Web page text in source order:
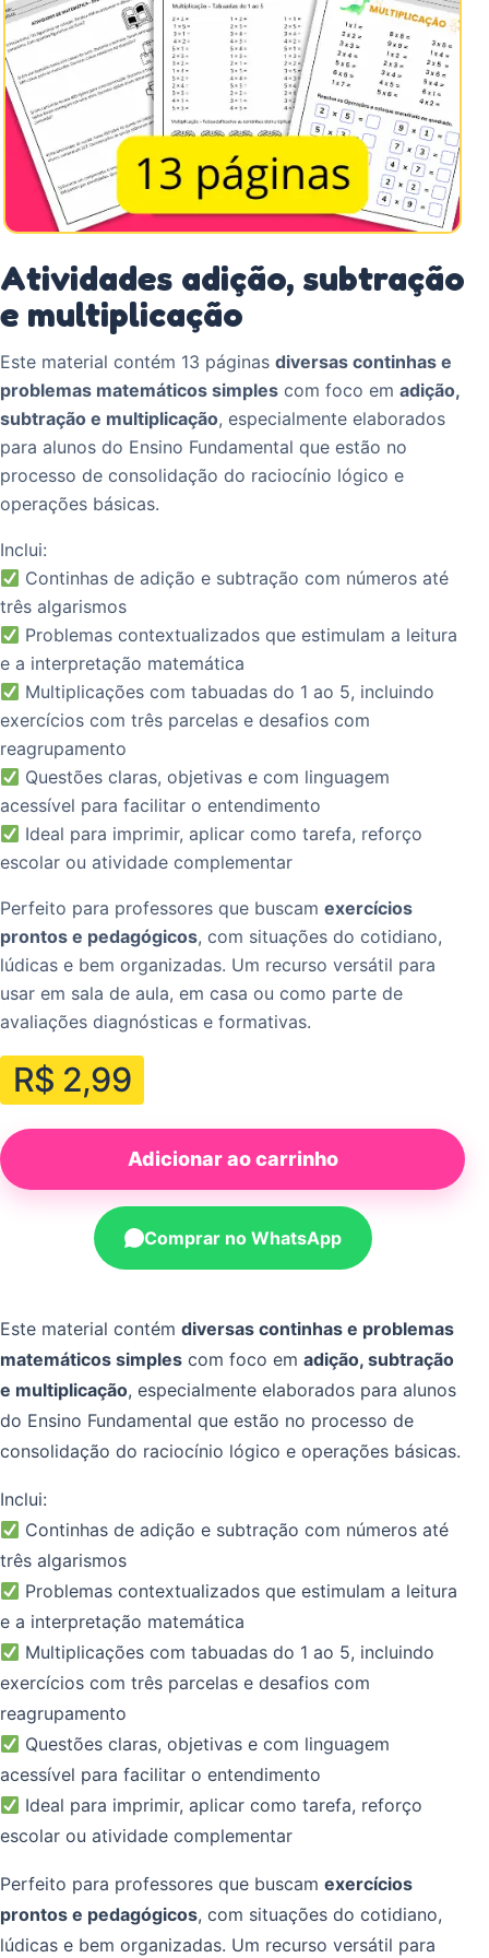
Atividades adição, subtração
e multiplicação
Este material contém 13 páginas diversas continhas e
problemas matemáticos simples com foco em adição,
subtração e multiplicação, especialmente elaborados
para alunos do Ensino Fundamental que estão no
processo de consolidação do raciocínio lógico e
operações básicas.
Inclui:
Continhas de adição e subtração com números até
três algarismos
Problemas contextualizados que estimulam a leitura
e a interpretação matemática
Multiplicações com tabuadas do 1 ao 5, incluindo
exercícios com três parcelas e desafios com
reagrupamento
Questões claras, objetivas e com linguagem
acessível para facilitar o entendimento
Ideal para imprimir, aplicar como tarefa, reforço
escolar ou atividade complementar
Perfeito para professores que buscam exercícios
prontos e pedagógicos, com situações do cotidiano,
lúdicas e bem organizadas. Um recurso versátil para
usar em sala de aula, em casa ou como parte de
avaliações diagnósticas e formativas.
R$ 2,99
Adicionar ao carrinho
Comprar no WhatsApp
Este material contém diversas continhas e problemas
matemáticos simples com foco em adição, subtração
e multiplicação, especialmente elaborados para alunos
do Ensino Fundamental que estão no processo de
consolidação do raciocínio lógico e operações básicas.
Inclui:
Continhas de adição e subtração com números até
três algarismos
Problemas contextualizados que estimulam a leitura
e a interpretação matemática
Multiplicações com tabuadas do 1 ao 5, incluindo
exercícios com três parcelas e desafios com
reagrupamento
Questões claras, objetivas e com linguagem
acessível para facilitar o entendimento
Ideal para imprimir, aplicar como tarefa, reforço
escolar ou atividade complementar
Perfeito para professores que buscam exercícios
prontos e pedagógicos, com situações do cotidiano,
lúdicas e bem organizadas. Um recurso versátil para